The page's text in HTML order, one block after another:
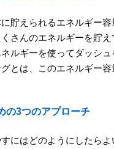
貯えられるエネルギー
さんのエネルギーを貯
ルギーを使ってダッシ
とは、このエネルギー
の3つのアプローチ
にはどのようにしたら